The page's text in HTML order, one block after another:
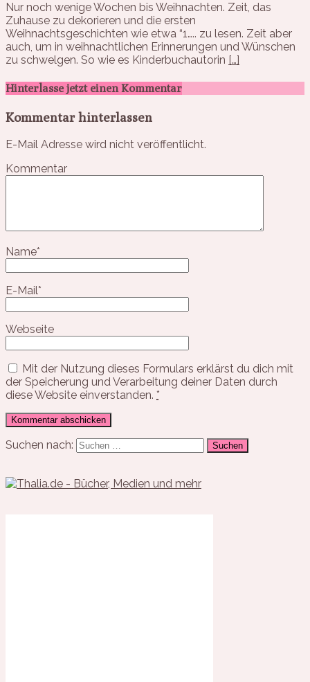
Nur noch wenige Wochen bis Weihnachten. Zeit, das
Zuhause zu dekorieren und die ersten
Weihnachtsgeschichten wie etwa “1….. zu lesen. Zeit aber
auch, um in weihnachtlichen Erinnerungen und Wünschen
zu schwelgen. So wie es Kinderbuchautorin […]
Hinterlasse jetzt einen Kommentar
Kommentar hinterlassen
E-Mail Adresse wird nicht veröffentlicht.
Kommentar
Name*
E-Mail*
Webseite
Mit der Nutzung dieses Formulars erklärst du dich mit
der Speicherung und Verarbeitung deiner Daten durch
diese Website einverstanden. *
Suchen nach: